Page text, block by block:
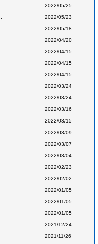
2022/05/25
2022/05/23
2022/05/18
2022/04/20
2022/04/15
2022/04/15
2022/04/15
2022/03/24
2022/03/24
2022/03/16
2022/03/15
2022/03/09
2022/03/07
2022/03/04
2022/02/23
2022/02/02
2022/01/05
2022/01/05
2022/01/05
2021/12/24
2021/11/26